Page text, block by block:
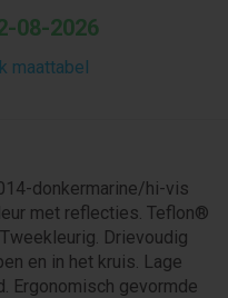
08-2026
maattabel
donkermarine/hi-vis
met reflecties. Teflon®
Drievoudig
en in het kruis. Lage
Ergonomisch gevormde